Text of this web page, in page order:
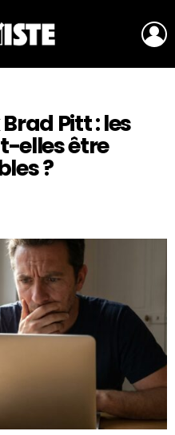
Pitt : les
elles être
?